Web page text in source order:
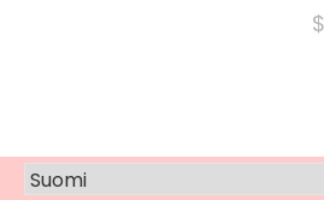
muunnelmia.
$